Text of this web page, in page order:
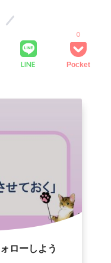
LINE Pocket
0
ローしよう